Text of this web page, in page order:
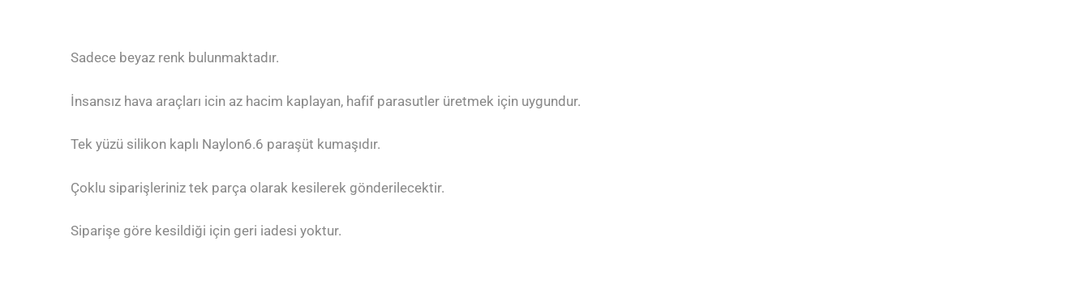
Sadece beyaz renk bulunmaktadır.
İnsansız hava araçları icin az hacim kaplayan, hafif parasutler üretmek için uygundur.
Tek yüzü silikon kaplı Naylon6.6 paraşüt kumaşıdır.
Çoklu siparişleriniz tek parça olarak kesilerek gönderilecektir.
Siparişe göre kesildiği için geri iadesi yoktur.